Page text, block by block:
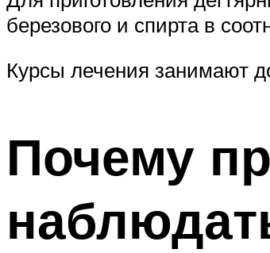
березового и спирта в
Курсы лечения занимают
Почему